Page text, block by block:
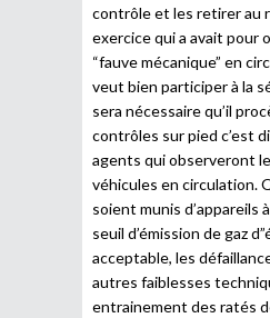
contrôle et les retirer au
exercice qui a avait pour
“fauve mécanique” en
veut bien participer à la
sera nécessaire qu’il
contrôles sur pied c’est
agents qui observeront
véhicules en circulation.
soient munis d’appareils
seuil d’émission de gaz
acceptable, les
autres faiblesses
entrainement des ratés